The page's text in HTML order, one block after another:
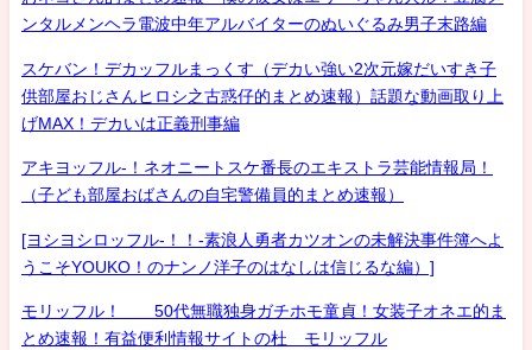
ンタルメンヘラ電波中年アルバイターのぬいぐるみ男子末路編
スケバン！デカッフルまっくす（デカい強い2次元嫁だいすき子
供部屋おじさんヒロシ之古惑仔的まとめ速報）話題な動画取り上
げMAX！デカいは正義刑事編
アキヨッフル-！ネオニートスケ番長のエキストラ芸能情報局！
（子ども部屋おばさんの自宅警備員的まとめ速報）
[ヨシヨシロッフル-！！-素浪人勇者カツオンの未解決事件簿へよ
うこそYOUKO！のナンノ洋子のはなしは信じるな編）]
モリッフル！ 50代無職独身ガチホモ童貞！女装子オネエ的ま
とめ速報！有益便利情報サイトの杜 モリッフル